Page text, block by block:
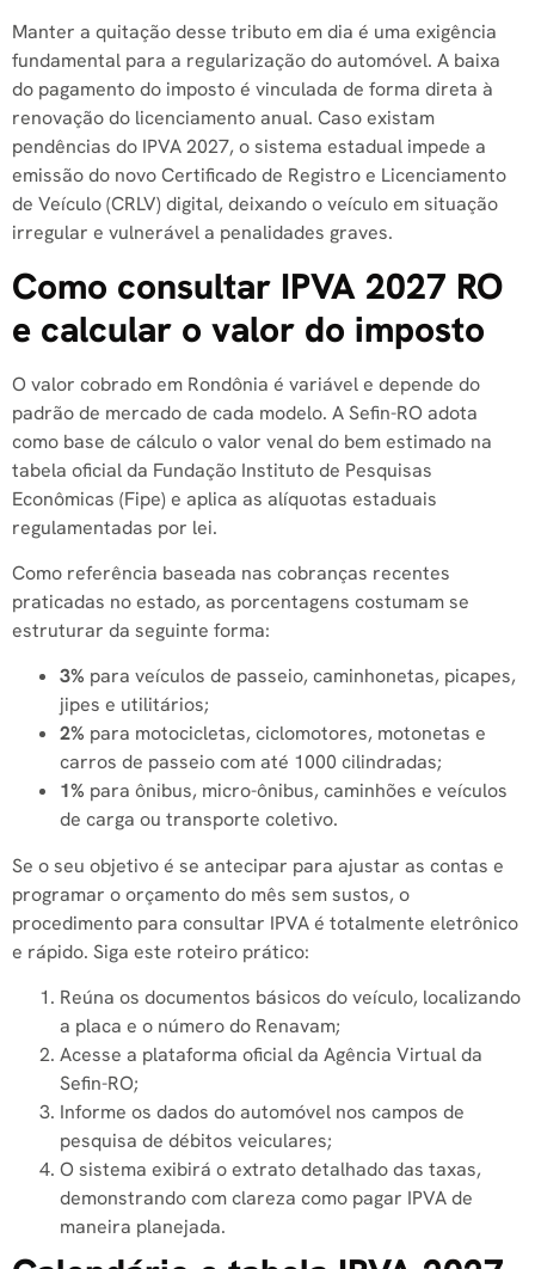
Manter a quitação desse tributo em dia é uma exigência
fundamental para a regularização do automóvel. A baixa
do pagamento do imposto é vinculada de forma direta à
renovação do licenciamento anual. Caso existam
pendências do IPVA 2027, o sistema estadual impede a
emissão do novo Certificado de Registro e Licenciamento
de Veículo (CRLV) digital, deixando o veículo em situação
irregular e vulnerável a penalidades graves.
Como consultar IPVA 2027 RO
e calcular o valor do imposto
O valor cobrado em Rondônia é variável e depende do
padrão de mercado de cada modelo. A Sefin-RO adota
como base de cálculo o valor venal do bem estimado na
tabela oficial da Fundação Instituto de Pesquisas
Econômicas (Fipe) e aplica as alíquotas estaduais
regulamentadas por lei.
Como referência baseada nas cobranças recentes
praticadas no estado, as porcentagens costumam se
estruturar da seguinte forma:
3% para veículos de passeio, caminhonetas, picapes,
jipes e utilitários;
2% para motocicletas, ciclomotores, motonetas e
carros de passeio com até 1000 cilindradas;
1% para ônibus, micro-ônibus, caminhões e veículos
de carga ou transporte coletivo.
Se o seu objetivo é se antecipar para ajustar as contas e
programar o orçamento do mês sem sustos, o
procedimento para consultar IPVA é totalmente eletrônico
e rápido. Siga este roteiro prático:
Reúna os documentos básicos do veículo, localizando
a placa e o número do Renavam;
Acesse a plataforma oficial da Agência Virtual da
Sefin-RO;
Informe os dados do automóvel nos campos de
pesquisa de débitos veiculares;
O sistema exibirá o extrato detalhado das taxas,
demonstrando com clareza como pagar IPVA de
maneira planejada.